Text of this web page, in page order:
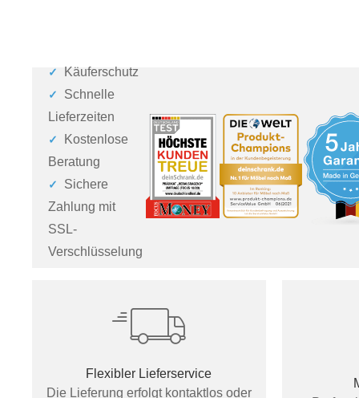
Käuferschutz
Schnelle
Lieferzeiten
Kostenlose
Beratung
Sichere
Zahlung mit
SSL-
Verschlüsselung
Flexibler Lieferservice
Die Lieferung erfolgt kontaktlos oder